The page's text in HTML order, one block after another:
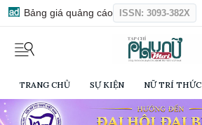
Bảng giá quảng cáo ISSN: 3093-382X
TRANG CHỦ SỰ KIỆN NỮ TRÍ THỨC